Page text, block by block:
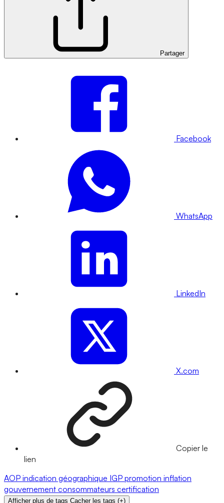
Partager
Facebook
WhatsApp
LinkedIn
X.com
Copier le
lien
AOP indication géographique IGP promotion inflation
gouvernement consommateurs certification
Afficher plus de tags Cacher les tags (+)